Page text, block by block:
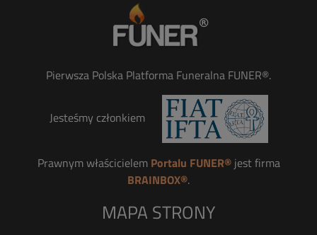
Pierwsza Polska Platforma Funeralna FUNER®.
Jesteśmy członkiem
Prawnym właścicielem Portalu FUNER®jest firma
BRAINBOX®.
MAPA STRONY